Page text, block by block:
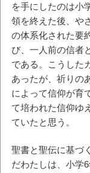
を手にしたのは小
領を終えた後、や
の体系化された要
び、一人前の信者
である。こうした
あったが、祈りの
によって信仰が育
て培われた信仰ゆ
ていたと思う。
聖書と聖伝に基づ
だわたしは、小学